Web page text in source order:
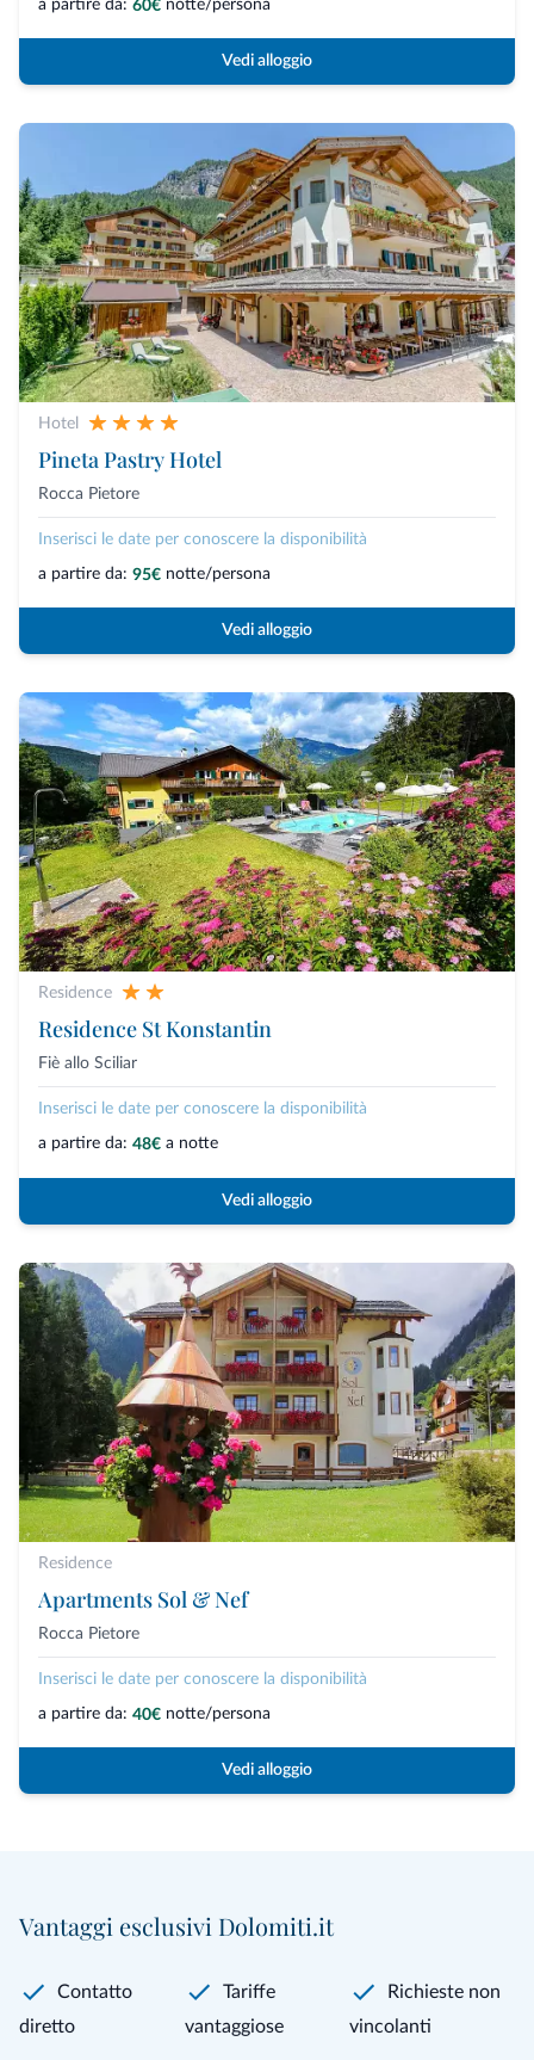
a partire da: 60€ notte/persona
Vedi alloggio
Hotel
Pineta Pastry Hotel
Rocca Pietore
Inserisci le date per conoscere la disponibilità
a partire da: 95€ notte/persona
Vedi alloggio
Residence
Residence St Konstantin
Fiè allo Sciliar
Inserisci le date per conoscere la disponibilità
a partire da: 48€ a notte
Vedi alloggio
Residence
Apartments Sol & Nef
Rocca Pietore
Inserisci le date per conoscere la disponibilità
a partire da: 40€ notte/persona
Vedi alloggio
Vantaggi esclusivi Dolomiti.it
Contatto
diretto
Tariffe
vantaggiose
Richieste non
vincolanti